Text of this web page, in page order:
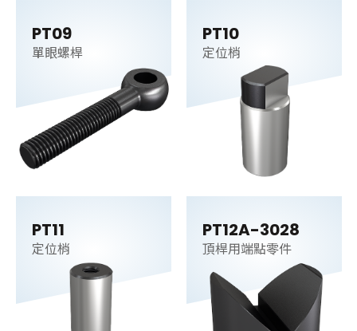
PT09
單眼螺桿
PT10
定位梢
PT11
定位梢
PT12A-3028
頂桿用端點零件